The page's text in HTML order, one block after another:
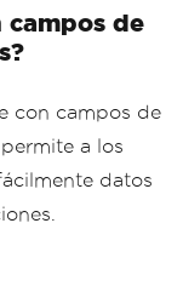
campos de
con campos de
a los
datos